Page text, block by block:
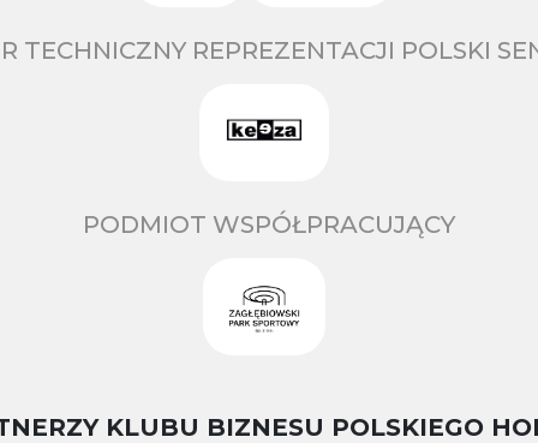
TECHNICZNY REPREZENTACJI POLSKI
PODMIOT WSPÓŁPRACUJĄCY
KLUBU BIZNESU POLSKIEGO